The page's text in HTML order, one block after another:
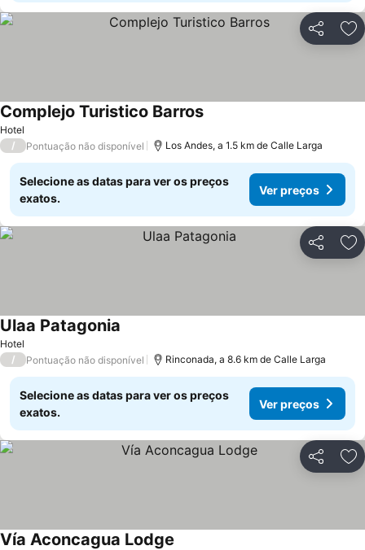
Partilhar
Hotel
Complejo Turistico Barros
/ Pontuação não disponível Los Andes, a 1.5 km de Calle Larga
Selecione as datas para ver os preços
exatos.
Ver preços
Partilhar
Hotel
Ulaa Patagonia
/ Pontuação não disponível Rinconada, a 8.6 km de Calle Larga
Selecione as datas para ver os preços
exatos.
Ver preços
Partilhar
Vía Aconcagua Lodge